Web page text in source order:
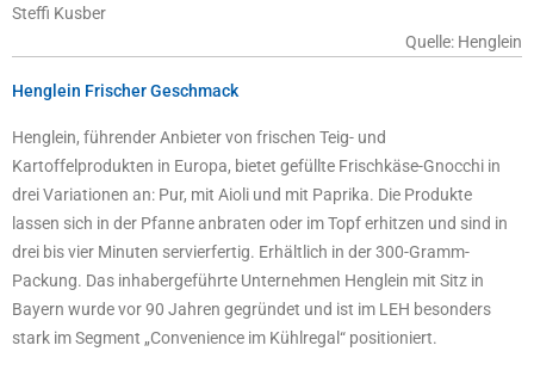
Steffi Kusber
Quelle: Henglein
Henglein Frischer Geschmack
Henglein, führender Anbieter von frischen Teig- und
Kartoffelprodukten in Europa, bietet gefüllte Frischkäse-Gnocchi in
drei Variationen an: Pur, mit Aioli und mit Paprika. Die Produkte
lassen sich in der Pfanne anbraten oder im Topf erhitzen und sind in
drei bis vier Minuten servierfertig. Erhältlich in der 300-Gramm-
Packung. Das inhabergeführte Unternehmen Henglein mit Sitz in
Bayern wurde vor 90 Jahren gegründet und ist im LEH besonders
stark im Segment „Convenience im Kühlregal“ positioniert.